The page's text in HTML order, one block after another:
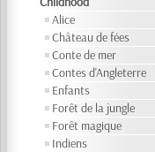
Alice
Château de fées
Conte de mer
Contes d'Angleterre
Enfants
Forêt de la jungle
Forêt magique
Indiens